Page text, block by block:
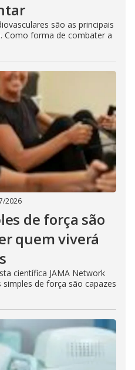
são as principais
Como forma de combater a
2026
de força são
quem viverá
científica JAMA Network
de força são capazes